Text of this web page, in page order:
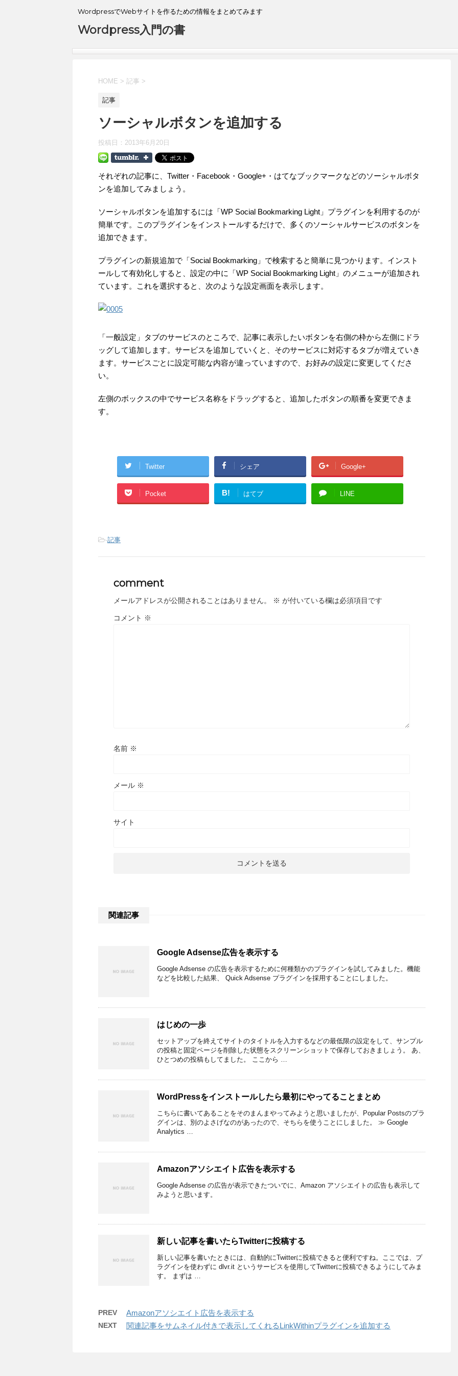
WordpressでWebサイトを作るための情報をまとめてみます
Wordpress入門の書
HOME > 記事 >
記事
ソーシャルボタンを追加する
投稿日： 2013年6月20日
それぞれの記事に、Twitter・Facebook・Google+・はてなブックマークなどのソーシャルボタ
ンを追加してみましょう。
ソーシャルボタンを追加するには「WP Social Bookmarking Light」プラグインを利用するのが
簡単です。このプラグインをインストールするだけで、多くのソーシャルサービスのボタンを
追加できます。
プラグインの新規追加で「Social Bookmarking」で検索すると簡単に見つかります。インスト
ールして有効化しすると、設定の中に「WP Social Bookmarking Light」のメニューが追加され
ています。これを選択すると、次のような設定画面を表示します。
「一般設定」タブのサービスのところで、記事に表示したいボタンを右側の枠から左側にドラ
ッグして追加します。サービスを追加していくと、そのサービスに対応するタブが増えていき
ます。サービスごとに設定可能な内容が違っていますので、お好みの設定に変更してくださ
い。
左側のボックスの中でサービス名称をドラッグすると、追加したボタンの順番を変更できま
す。
Twitter シェア Google+
Pocket B! はてブ LINE
-記事
comment
メールアドレスが公開されることはありません。 ※ が付いている欄は必須項目です
コメント ※
名前 ※
メール ※
サイト
関連記事
Google Adsense広告を表示する
Google Adsense の広告を表示するために何種類かのプラグインを試してみました。機能
などを比較した結果、 Quick Adsense プラグインを採用することにしました。
はじめの一歩
セットアップを終えてサイトのタイトルを入力するなどの最低限の設定をして、サンプル
の投稿と固定ページを削除した状態をスクリーンショットで保存しておきましょう。 あ、
ひとつめの投稿もしてました。 ここから …
WordPressをインストールしたら最初にやってることまとめ
こちらに書いてあることをそのまんまやってみようと思いましたが、Popular Postsのプラ
グインは、別のよさげなのがあったので、そちらを使うことにしました。 ≫ Google
Analytics …
Amazonアソシエイト広告を表示する
Google Adsense の広告が表示できたついでに、Amazon アソシエイトの広告も表示して
みようと思います。
新しい記事を書いたらTwitterに投稿する
新しい記事を書いたときには、自動的にTwitterに投稿できると便利ですね。ここでは、プ
ラグインを使わずに dlvr.it というサービスを使用してTwitterに投稿できるようにしてみま
す。 まずは …
PREV Amazonアソシエイト広告を表示する
NEXT 関連記事をサムネイル付きで表示してくれるLinkWithinプラグインを追加する